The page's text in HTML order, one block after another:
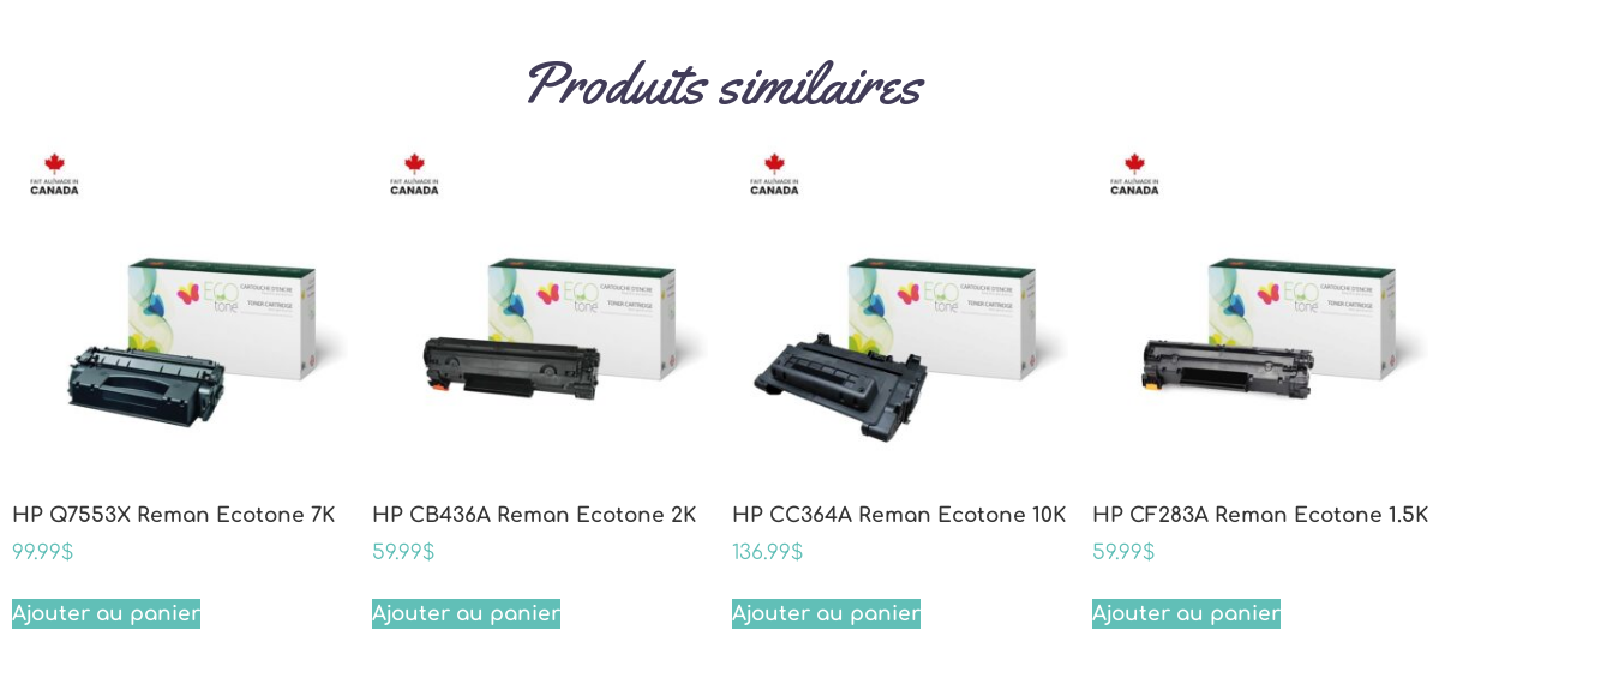
Produits similaires
HP Q7553X Reman Ecotone 7K
99.99$
Ajouter au panier
HP CB436A Reman Ecotone 2K
59.99$
Ajouter au panier
HP CC364A Reman Ecotone 10K
136.99$
Ajouter au panier
HP CF283A Reman Ecotone 1.5K
59.99$
Ajouter au panier